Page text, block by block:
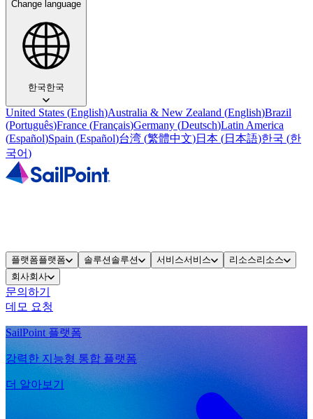
Change language
한국한국
United States (English)Australia & New Zealand (English)Brazil
(Português)France (Français)Germany (Deutsch)Latin America
(Español)Spain (Español)台湾 (繁體中文)日本 (日本語)한국 (한
국어)
플랫폼플랫폼 솔루션 솔루션 서비스서비스 리소스리소스
회사회사
문의하기
데모 요청
SailPoint 플랫폼
강력한 지능형 통합 플랫폼
더 알아보기